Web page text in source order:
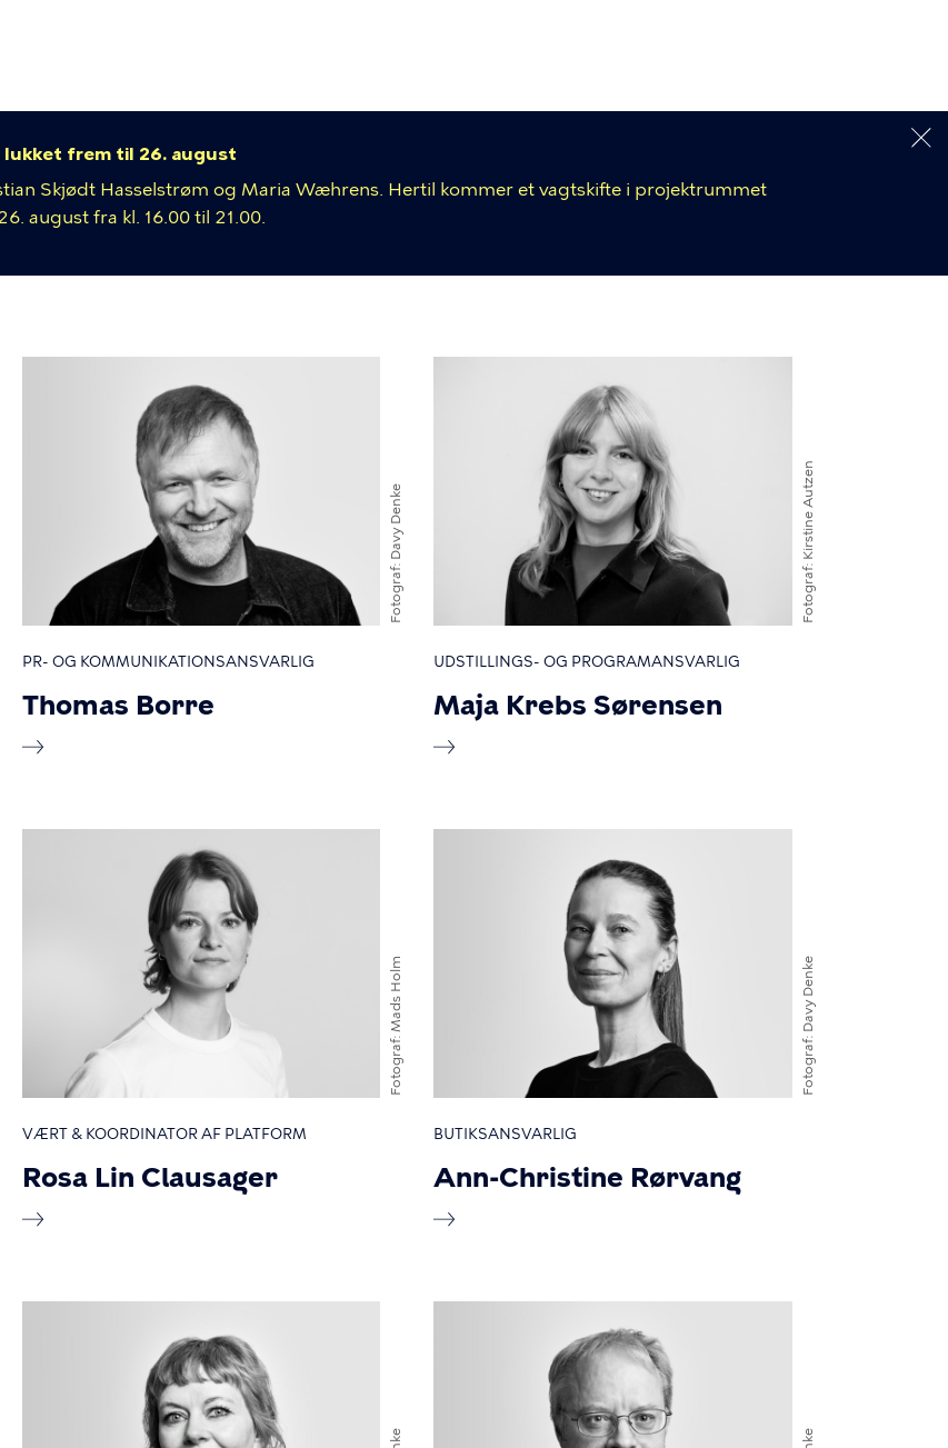
frem til 26. august
Skjødt Hasselstrøm og Maria Wæhrens. Hertil kommer et vagtskifte i projektrummet
august fra kl. 16.00 til 21.00.
Fotograf
Davy Denke
PR- OG KOMMUNIKATIONSANSVARLIG
Thomas Borre
Fotograf
Kirstine Autzen
UDSTILLINGS- OG PROGRAMANSVARLIG
Maja Krebs Sørensen
Fotograf
Mads Holm
VÆRT & KOORDINATOR AF PLATFORM
Rosa Lin Clausager
Fotograf
Davy Denke
BUTIKSANSVARLIG
Ann-Christine Rørvang